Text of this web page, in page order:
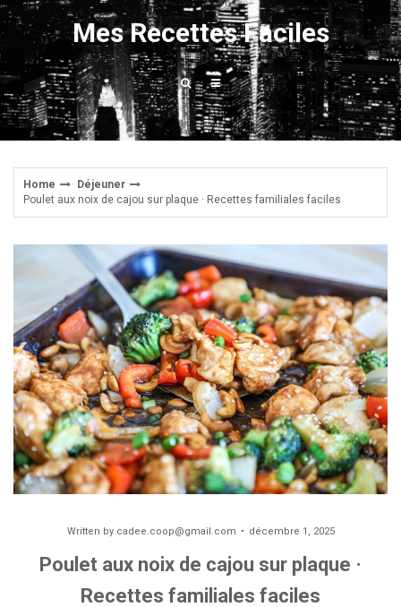
Skip
to
content
Mes Recettes Faciles
Home
Déjeuner
Poulet aux noix de cajou sur plaque · Recettes familiales faciles
Written by cadee.coop@gmail.com décembre 1, 2025
Poulet aux noix de cajou sur plaque ·
Recettes familiales faciles